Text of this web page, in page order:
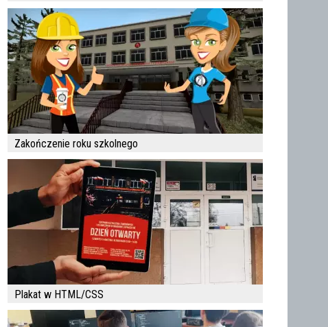
Zakończenie roku szkolnego
Plakat w HTML/CSS